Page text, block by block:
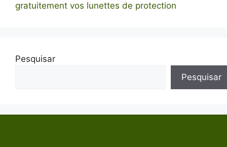
gratuitement vos lunettes de protection
Pesquisar
Pesquisar